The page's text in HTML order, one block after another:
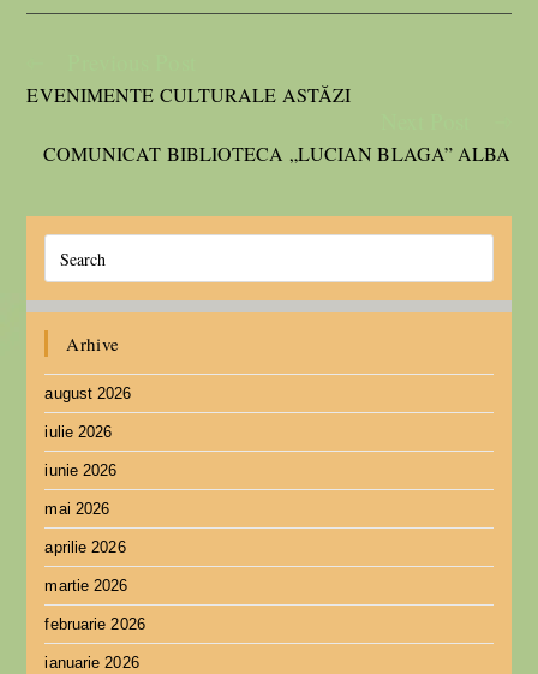
EVENIMENTE CULTURALE ASTĂZI
COMUNICAT BIBLIOTECA „LUCIAN BLAGA” ALBA
Arhive
august 2026
iulie 2026
iunie 2026
mai 2026
aprilie 2026
martie 2026
februarie 2026
ianuarie 2026